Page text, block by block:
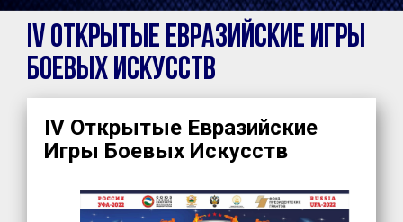
IV Открытые Евразийские Игры
Боевых Искусств
IV Открытые Евразийские
Игры Боевых Искусств